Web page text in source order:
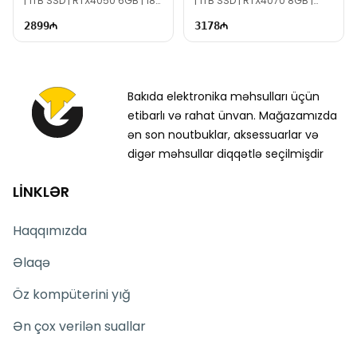
2899 3178
Bakıda elektronika məhsulları üçün
etibarlı və rahat ünvan. Mağazamızda
ən son noutbuklar, aksessuarlar və
digər məhsullar diqqətlə seçilmişdir
LİNKLƏR
Haqqımızda
Əlaqə
Öz kompüterini yığ
Ən çox verilən suallar